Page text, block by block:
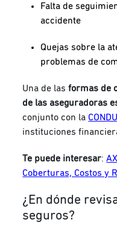
Falta de
accidente
Quejas sobre la
problemas de
Una de lasformas de
de las aseguradoras
conjunto con la
instituciones
Te puede interesar:
Coberturas, Costos y
¿En dónde
seguros?